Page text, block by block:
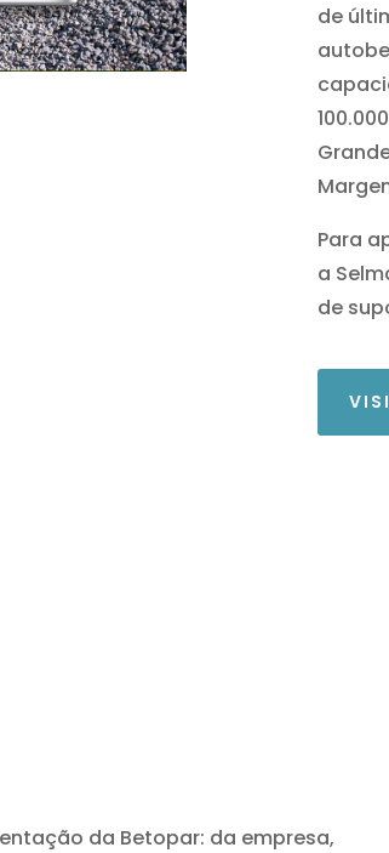
de
Para
a
de
da Betopar: da empresa,